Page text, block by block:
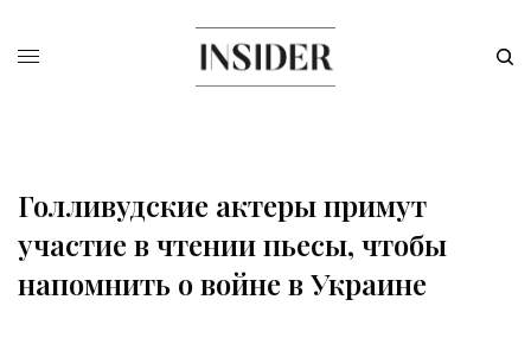
Голливудские актеры примут
участие в чтении пьесы, чтобы
напомнить о войне в Украине